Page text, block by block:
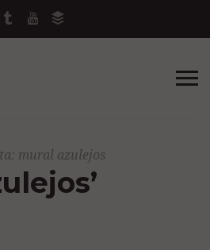
mural azulejos